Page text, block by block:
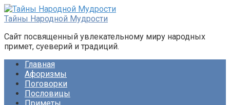
Перейти
к
Тайны Народной Мудрости
Сайт посвященный увлекательному миру народных
примет, суеверий и традиций.
Главная
Афоризмы
Поговорки
Пословицы